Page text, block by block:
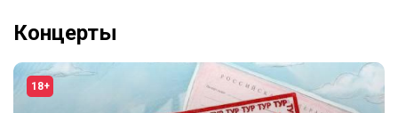
Концерты
18+